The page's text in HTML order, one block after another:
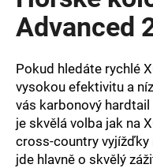
0,0
z
hvězdiček.
Advanced
Pokud hledáte rychlé
vysokou efektivitu a
vás karbonový
je skvělá volba jak na
cross-country vyjížďky
jde hlavně o skvělý
a
j
í
t
?